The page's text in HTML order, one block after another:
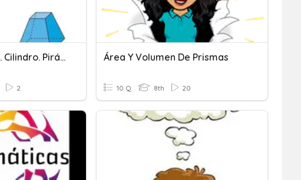
Poliedros. Prisma. Cilindro. Pirámide
2
Área Y Volumen De Prismas
10 Q 8th 20